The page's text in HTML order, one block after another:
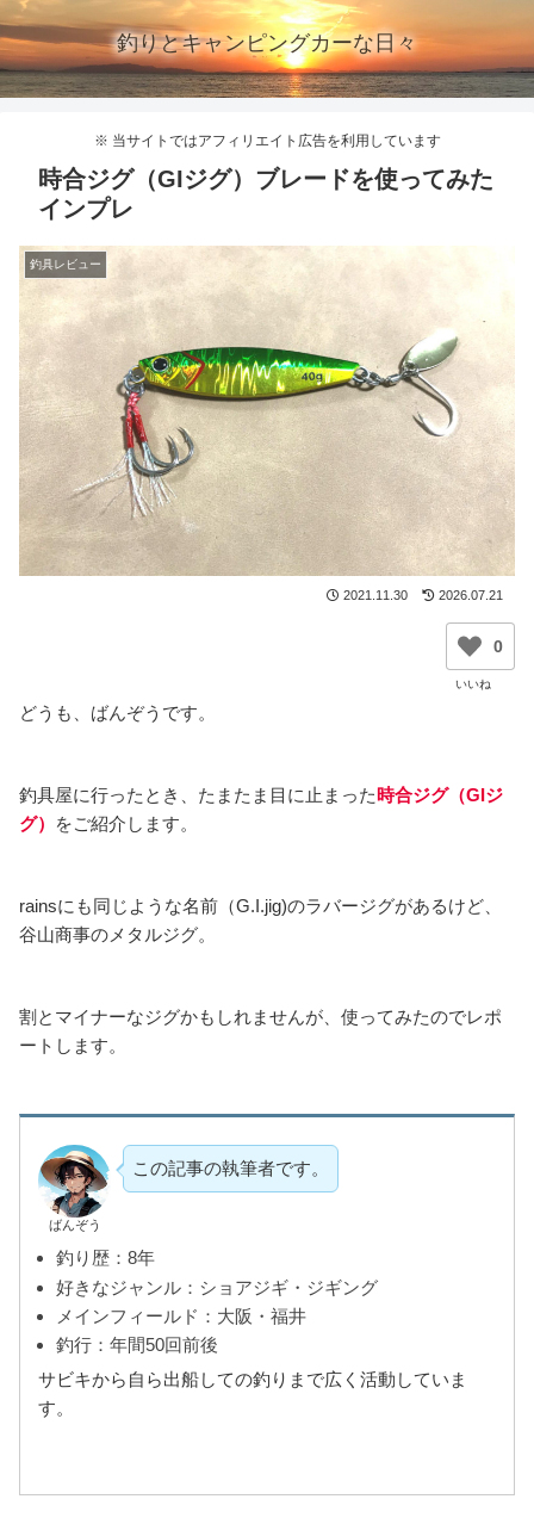
釣りとキャンピングカーな日々
※ 当サイトではアフィリエイト広告を利用しています
時合ジグ（GIジグ）ブレードを使ってみた
インプレ
釣具レビュー
2021.11.30 2026.07.21
0
どうも、ばんぞうです。
釣具屋に行ったとき、たまたま目に止まった時合ジグ（GIジ
グ）
をご紹介します。
rainsにも同じような名前（G.I.jig)のラバージグがあるけど、
谷山商事のメタルジグ。
割とマイナーなジグかもしれませんが、使ってみたのでレポ
ートします。
ばんぞう
この記事の執筆者です。
釣り歴：8年
好きなジャンル：ショアジギ・ジギング
メインフィールド：大阪・福井
釣行：年間50回前後
サビキから自ら出船しての釣りまで広く活動していま
す。